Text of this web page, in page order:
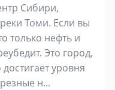
Сибири,
Томи. Если вы
только нефть и
Это город,
уровня
н...